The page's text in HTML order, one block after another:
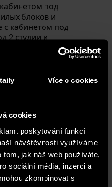
Více o cookies
cookies
poskytování funkcí
návštěvnosti využíváme
jak náš web používáte,
sociální média, inzerci a
zkombinovat s
под
блоков и
с кабинетом под
2 студии и
Недвижимость
месте на
остановки Ruská 1